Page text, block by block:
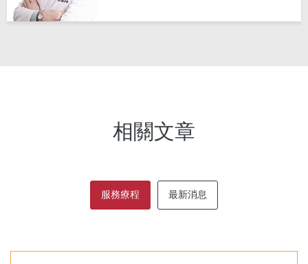
相關文章
服務療程 最新消息